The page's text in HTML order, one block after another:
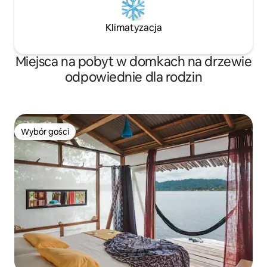
Klimatyzacja
Miejsca na pobyt w domkach na drzewie
odpowiednie dla rodzin
Wybór gości
Wybór gości